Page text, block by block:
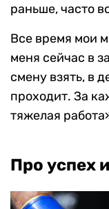
раньше, часто
Все время мои
меня сейчас в
смену взять, в
проходит. За
тяжелая
Про успех